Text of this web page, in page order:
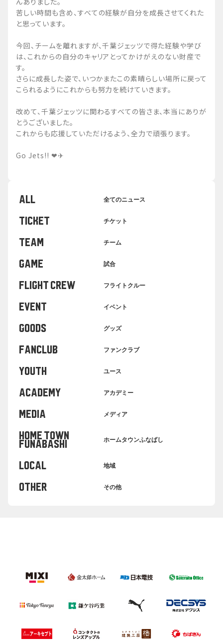
苦しい時間も含め、すべての経験が自分を成長させてくれた
と思っています。
今回、チームを離れますが、千葉ジェッツで得た経験や学び
は、これからの自分のキャリアとってかけがえのない財産で
す。
さらに成長した姿で、いつかまたこの素晴らしい場所に戻って
こられるようにこれからも努力を続けていきます。
改めて、千葉ジェッツに関わるすべての皆さま、本当にありが
とうございました。
これからも応援していただけるよう、全力で頑張ります。
Go Jets!! ❤✈
ALL 全てのニュース
TICKET チケット
TEAM チーム
GAME 試合
FLIGHT CREW フライトクルー
EVENT イベント
GOODS グッズ
FANCLUB ファンクラブ
YOUTH ユース
ACADEMY アカデミー
MEDIA メディア
HOME TOWN
FUNABASHI ホームタウンふなばし
LOCAL 地域
OTHER その他